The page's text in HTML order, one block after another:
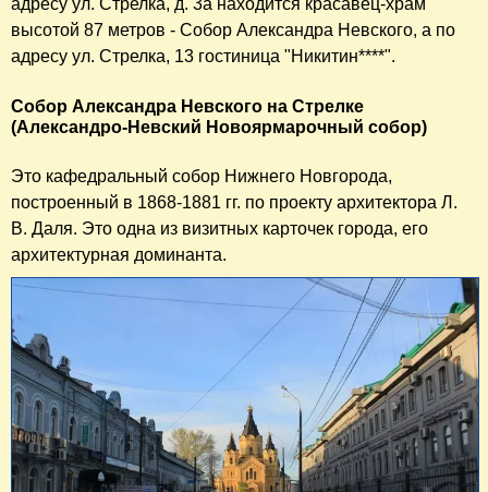
высотой 87 метров - Собор Александра Невского, а по
адресу ул. Стрелка, 13 гостиница "Никитин****".
Собор Александра Невского на Стрелке
(Александро-Невский Новоярмарочный собор)
Это кафедральный собор Нижнего Новгорода,
построенный в 1868-1881 гг. по проекту архитектора Л.
В. Даля. Это одна из визитных карточек города, его
архитектурная доминанта.